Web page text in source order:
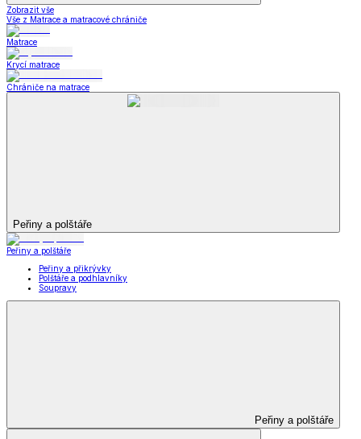
Zobrazit vše
Vše z Matrace a matracové chrániče
Matrace
Krycí matrace
Chrániče na matrace
Peřiny a polštáře
Peřiny a polštáře
Peřiny a přikrývky
Polštáře a podhlavníky
Soupravy
Peřiny a polštáře